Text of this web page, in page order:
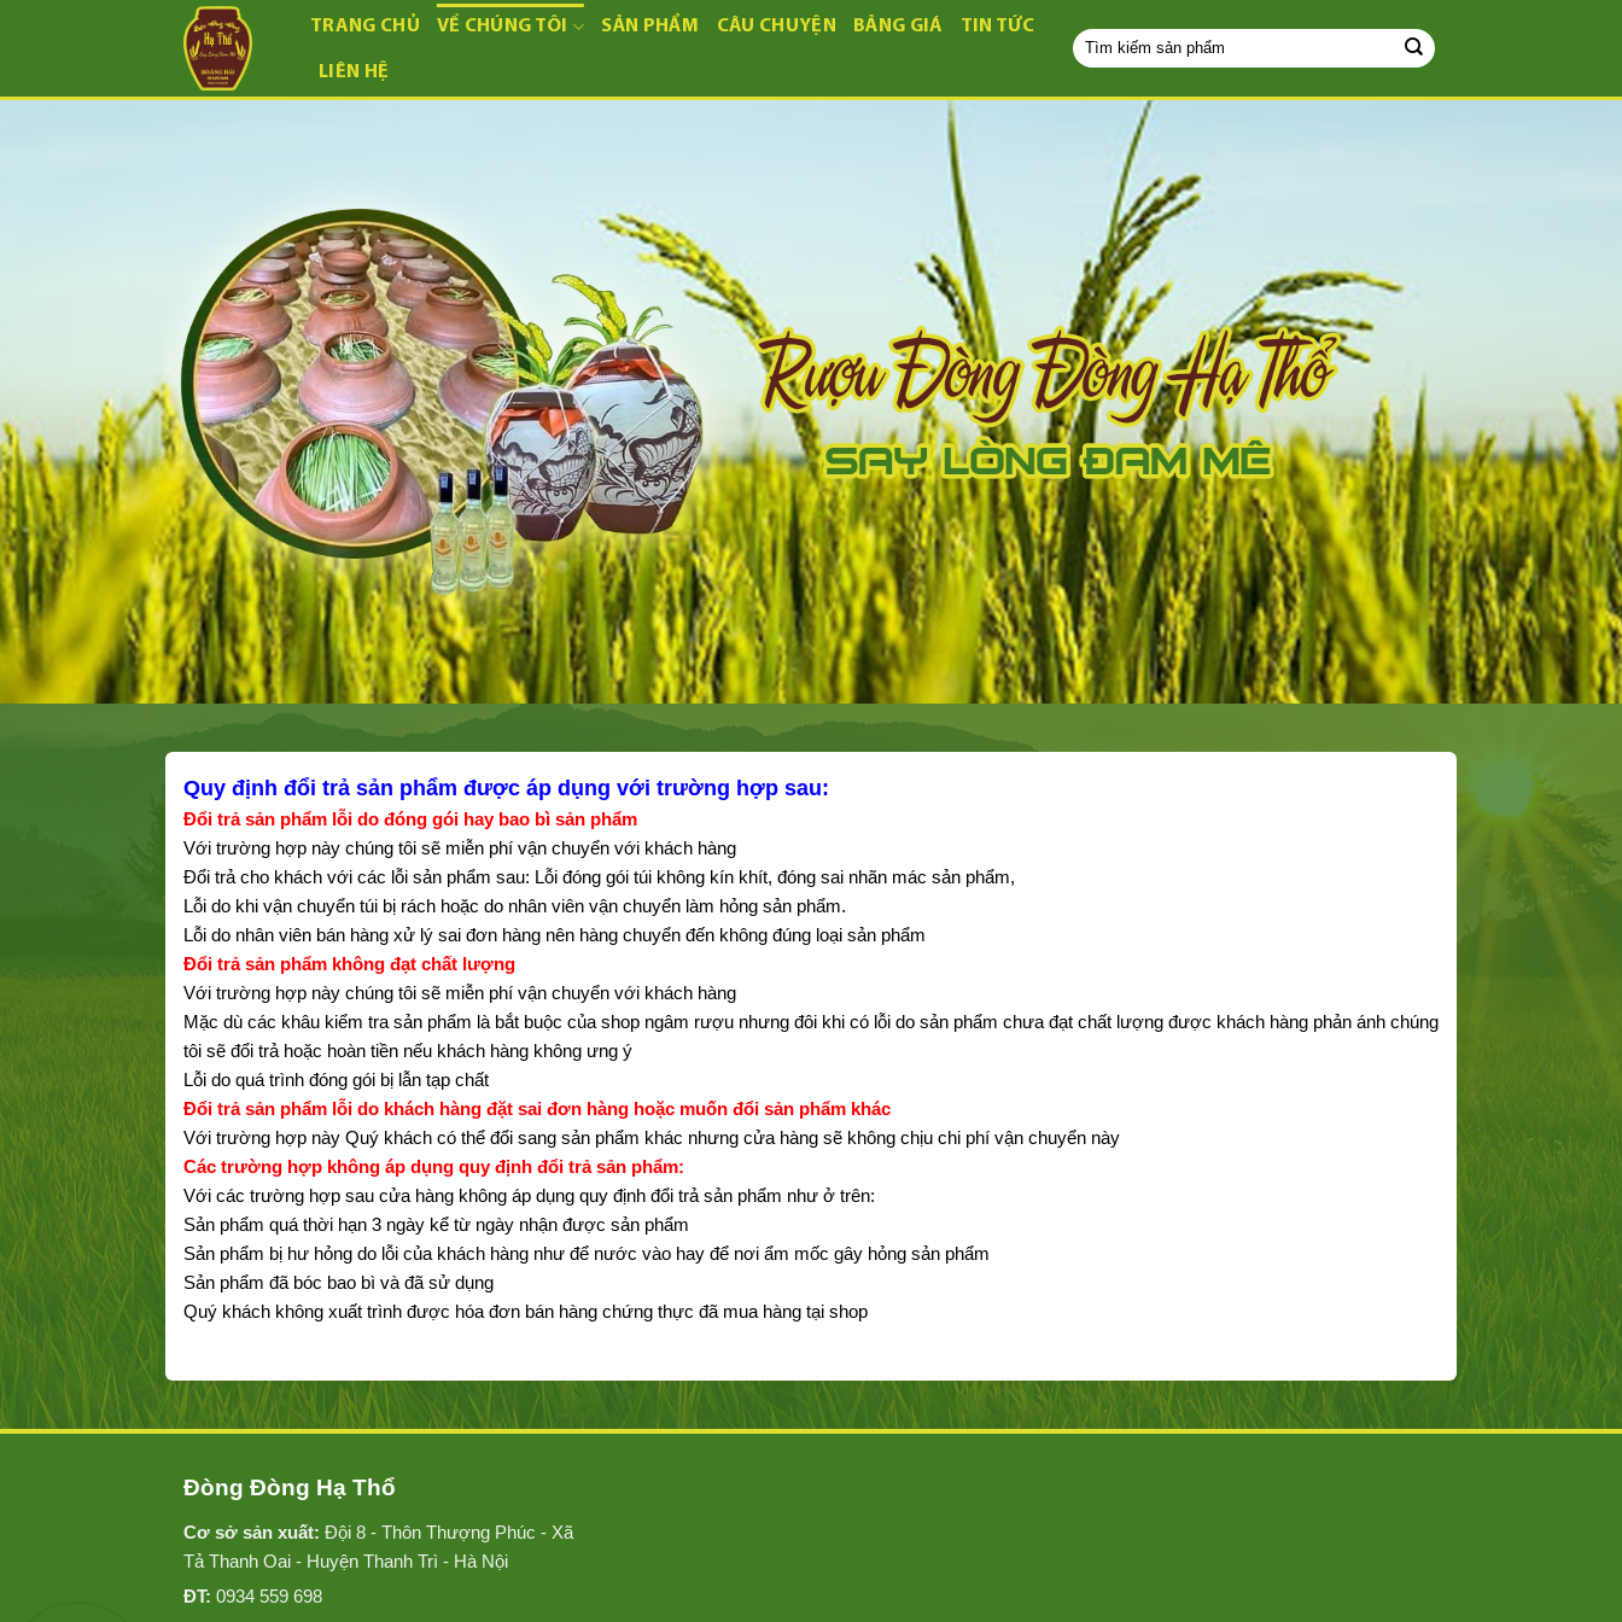
TRANG CHỦ VỀ CHÚNG TÔI SẢN PHẨM CÂU CHUYỆN BẢNG GIÁ TIN TỨC
LIÊN HỆ
Tìm
kiếm:
Quy định đổi trả sản phẩm được áp dụng với trường hợp sau:
Đổi trả sản phẩm lỗi do đóng gói hay bao bì sản phẩm
Với trường hợp này chúng tôi sẽ miễn phí vận chuyển với khách hàng
Đổi trả cho khách với các lỗi sản phẩm sau: Lỗi đóng gói túi không kín khít, đóng sai nhãn mác sản phẩm,
Lỗi do khi vận chuyển túi bị rách hoặc do nhân viên vận chuyển làm hỏng sản phẩm.
Lỗi do nhân viên bán hàng xử lý sai đơn hàng nên hàng chuyển đến không đúng loại sản phẩm
Đổi trả sản phẩm không đạt chất lượng
Với trường hợp này chúng tôi sẽ miễn phí vận chuyển với khách hàng
Mặc dù các khâu kiểm tra sản phẩm là bắt buộc của shop ngâm rượu nhưng đôi khi có lỗi do sản phẩm chưa đạt chất lượng được khách hàng phản ánh chúng
tôi sẽ đổi trả hoặc hoàn tiền nếu khách hàng không ưng ý
Lỗi do quá trình đóng gói bị lẫn tạp chất
Đổi trả sản phẩm lỗi do khách hàng đặt sai đơn hàng hoặc muốn đổi sản phẩm khác
Với trường hợp này Quý khách có thể đổi sang sản phẩm khác nhưng cửa hàng sẽ không chịu chi phí vận chuyển này
Các trường hợp không áp dụng quy định đổi trả sản phẩm:
Với các trường hợp sau cửa hàng không áp dụng quy định đổi trả sản phẩm như ở trên:
Sản phẩm quá thời hạn 3 ngày kể từ ngày nhận được sản phẩm
Sản phẩm bị hư hỏng do lỗi của khách hàng như để nước vào hay để nơi ẩm mốc gây hỏng sản phẩm
Sản phẩm đã bóc bao bì và đã sử dụng
Quý khách không xuất trình được hóa đơn bán hàng chứng thực đã mua hàng tại shop
Đòng Đòng Hạ Thổ
Cơ sở sản xuất: Đội 8 - Thôn Thượng Phúc - Xã
Tả Thanh Oai - Huyện Thanh Trì - Hà Nội
ĐT: 0934 559 698